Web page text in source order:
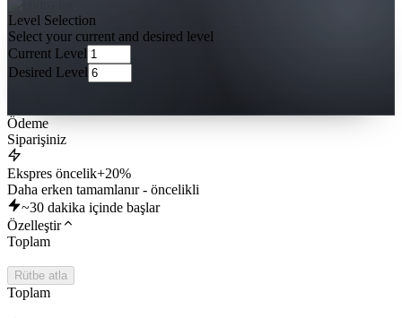
Level Selection
Select your current and desired level
Current Level
Desired Level
Ödeme
Siparişiniz
Ekspres öncelik+20%
Daha erken tamamlanır - öncelikli
~30 dakika içinde başlar
Özelleştir
Toplam
Rütbe atla
Toplam